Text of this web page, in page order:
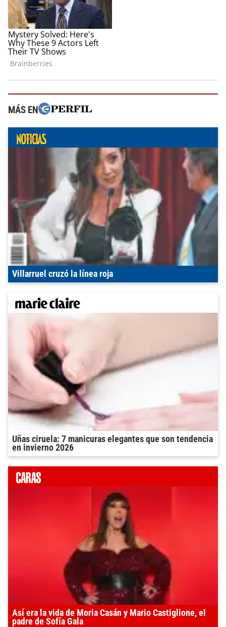
MÁS EN
Villarruel cruzó la línea roja
Uñas ciruela: 7 manicuras elegantes que son tendencia
en invierno 2026
Así era la vida de Moria Casán y Mario Castiglione, el
padre de Sofía Gala